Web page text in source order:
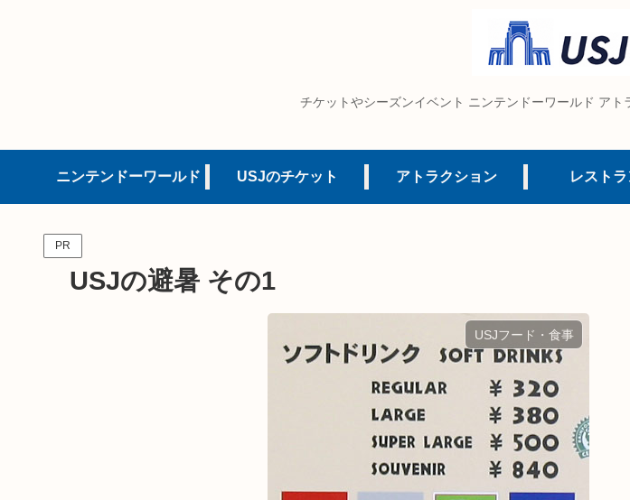
チケットやシーズンイベント ニンテンドーワールド ア
ニンテンドーワールド USJのチケット アトラクション レストラ
PR
USJの避暑 その1
USJフード・食事